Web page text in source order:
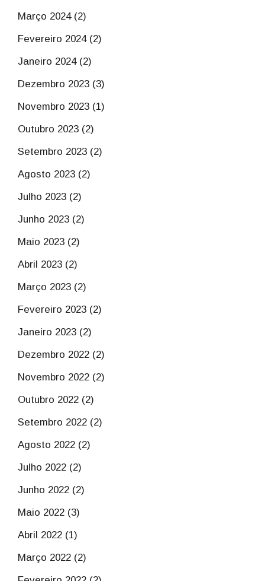
Março 2024 (2)
Fevereiro 2024 (2)
Janeiro 2024 (2)
Dezembro 2023 (3)
Novembro 2023 (1)
Outubro 2023 (2)
Setembro 2023 (2)
Agosto 2023 (2)
Julho 2023 (2)
Junho 2023 (2)
Maio 2023 (2)
Abril 2023 (2)
Março 2023 (2)
Fevereiro 2023 (2)
Janeiro 2023 (2)
Dezembro 2022 (2)
Novembro 2022 (2)
Outubro 2022 (2)
Setembro 2022 (2)
Agosto 2022 (2)
Julho 2022 (2)
Junho 2022 (2)
Maio 2022 (3)
Abril 2022 (1)
Março 2022 (2)